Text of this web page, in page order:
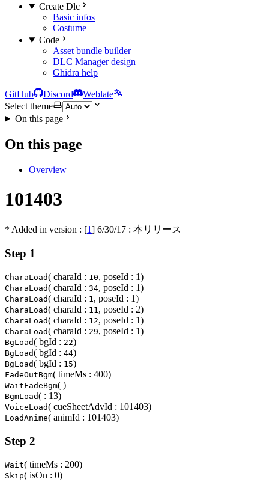
Create Dlc
Basic infos
Costume
Code
Asset bundle builder
DLC Manager design
Ghidra help
GitHub Discord
Weblate
Select theme
On this page
On this page
Overview
101403
* Added in version : [1] 6/30/17 : 本リリース
Step 1
CharaLoad( charaId : 10, poseId : 1)
CharaLoad( charaId : 34, poseId : 1)
CharaLoad( charaId : 1, poseId : 1)
CharaLoad( charaId : 11, poseId : 2)
CharaLoad( charaId : 12, poseId : 1)
CharaLoad( charaId : 29, poseId : 1)
BgLoad( bgId : 22)
BgLoad( bgId : 44)
BgLoad( bgId : 15)
FadeOutBgm( timeMs : 400)
WaitFadeBgm( )
BgmLoad( : 13)
VoiceLoad( cueSheetAdvId : 101403)
LoadAnime( animId : 101403)
Step 2
Wait( timeMs : 200)
Skip( isOn : 0)